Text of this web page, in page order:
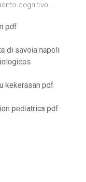
cognitivo ...
pdf
di savoia napoli
kekerasan pdf
pediatrica pdf